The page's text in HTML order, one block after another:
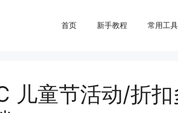
首页 新手教程 常用工具
儿童节活动/折